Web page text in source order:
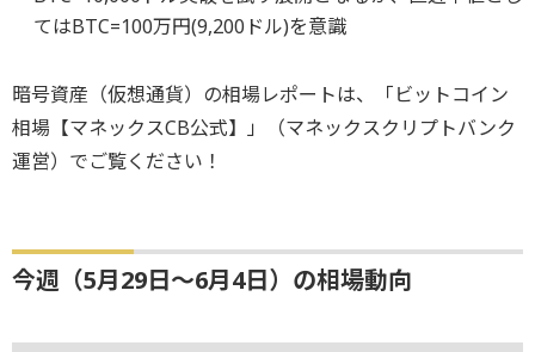
てはBTC=100万円(9,200ドル)を意識
暗号資産（仮想通貨）の相場レポートは、「ビットコイン
相場【マネックスCB公式】」（マネックスクリプトバンク
運営）でご覧ください！
今週（5月29日～6月4日）の相場動向